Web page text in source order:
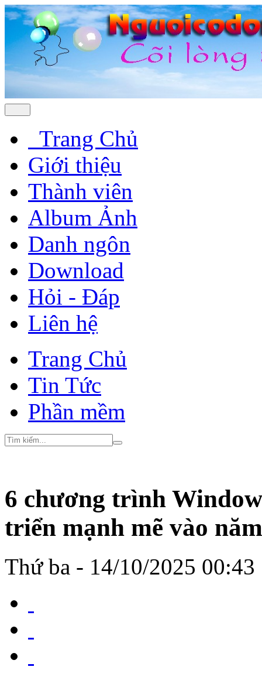
Trang Chủ
Giới thiệu
Thành viên
Album Ảnh
Danh ngôn
Download
Hỏi - Đáp
Liên hệ
Trang Chủ
Tin Tức
Phần mềm
6 chương trình
triển mạnh mẽ vào
Thứ ba - 14/10/2025 00:43